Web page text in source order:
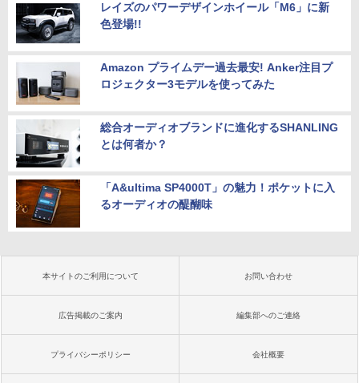
レイズのパワーデザインホイール「M6」に新
色登場!!
Amazon プライムデー過去最安! Anker注目プ
ロジェクター3モデルを使ってみた
総合オーディオブランドに進化するSHANLING
とは何者か？
「A&ultima SP4000T」の魅力！ポケットに入
るオーディオの醍醐味
本サイトのご利用について お問い合わせ
広告掲載のご案内 編集部へのご連絡
プライバシーポリシー 会社概要